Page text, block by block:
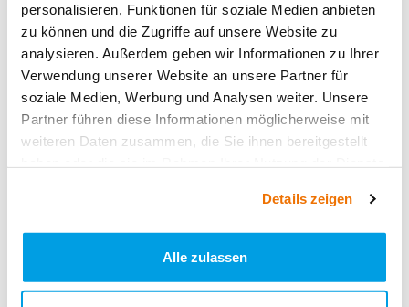
personalisieren, Funktionen für soziale Medien anbieten
zu können und die Zugriffe auf unsere Website zu
analysieren. Außerdem geben wir Informationen zu Ihrer
Verwendung unserer Website an unsere Partner für
soziale Medien, Werbung und Analysen weiter. Unsere
Partner führen diese Informationen möglicherweise mit
weiteren Daten zusammen, die Sie ihnen bereitgestellt
Details zeigen
Alle zulassen